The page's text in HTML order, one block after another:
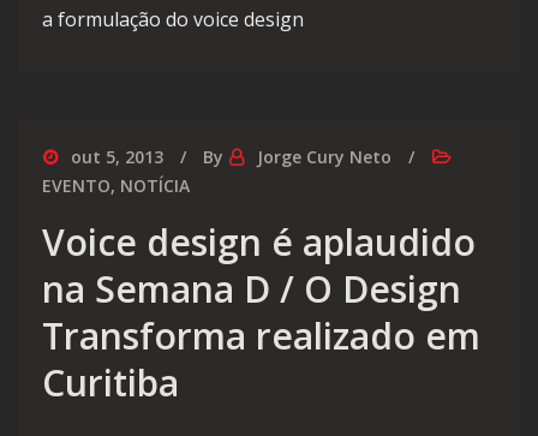
a formulação do voice design
out 5, 2013 By
Jorge Cury Neto
EVENTO, NOTÍCIA
Voice design é aplaudido
na Semana D / O Design
Transforma realizado em
Curitiba